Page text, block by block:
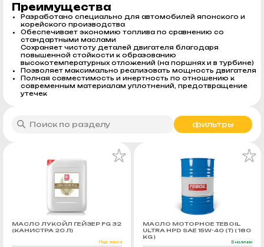
Преимущества
Разработано специально для автомобилей японского и
корейского производства
Обеспечивает экономию топлива по сравнению со
стандартными маслами
Сохраняет чистоту деталей двигателя благодаря
повышенной стойкости к образованию
высокотемпературных отложений (на поршнях и в турбине)
Позволяет максимально реализовать мощность двигателя
Полная совместимость и инертность по отношению к
современным материалам уплотнений, предотвращение
утечек
фильтры
МАСЛО ЛУКОЙЛ ГЕЙЗЕР FG 32
(КАНИСТРА 20 Л)
Под заказ
МАСЛО МОТОРНОЕ TEBOIL
ULTRA HPD SAE 15W-40 (Т) ( 180
KG )
В наличии